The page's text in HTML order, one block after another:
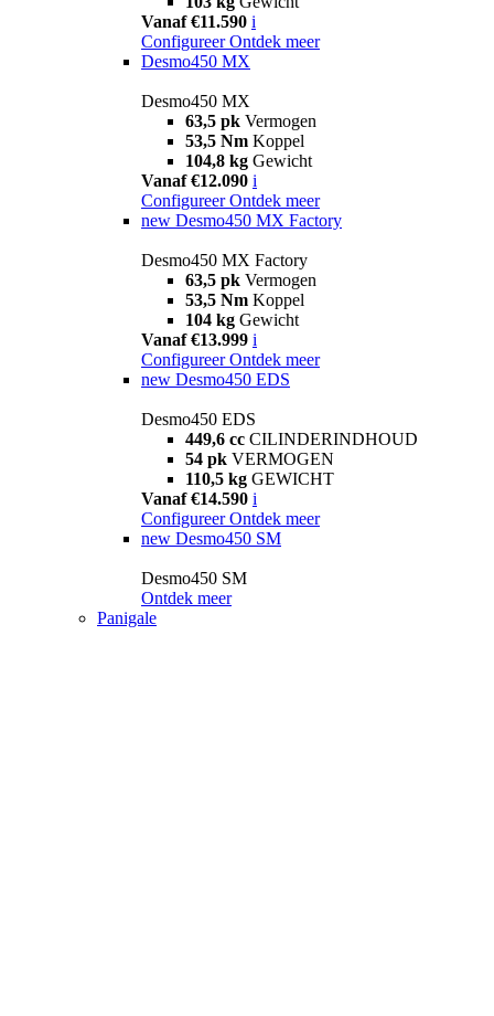
Vanaf €11.590 i
Configureer Ontdek meer
Desmo450 MX
Desmo450 MX
63,5 pk Vermogen
53,5 Nm Koppel
104,8 kg Gewicht
Vanaf €12.090 i
Configureer Ontdek meer
new Desmo450 MX Factory
Desmo450 MX Factory
63,5 pk Vermogen
53,5 Nm Koppel
104 kg Gewicht
Vanaf €13.999 i
Configureer Ontdek meer
new Desmo450 EDS
Desmo450 EDS
449,6 cc CILINDERINDHOUD
54 pk VERMOGEN
110,5 kg GEWICHT
Vanaf €14.590 i
Configureer Ontdek meer
new Desmo450 SM
Desmo450 SM
Ontdek meer
Panigale